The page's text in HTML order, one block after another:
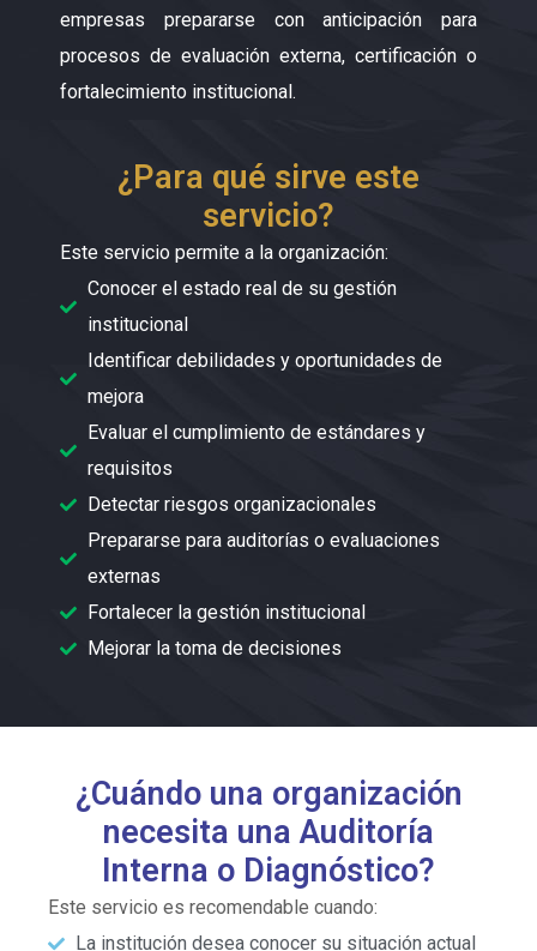
empresas prepararse con anticipación para
procesos de evaluación externa, certificación o
fortalecimiento institucional.
¿Para qué sirve este
servicio?
Este servicio permite a la organización:
Conocer el estado real de su gestión
institucional
Identificar debilidades y oportunidades de
mejora
Evaluar el cumplimiento de estándares y
requisitos
Detectar riesgos organizacionales
Prepararse para auditorías o evaluaciones
externas
Fortalecer la gestión institucional
Mejorar la toma de decisiones
¿Cuándo una organización
necesita una Auditoría
Interna o Diagnóstico?
Este servicio es recomendable cuando:
La institución desea conocer su situación actual